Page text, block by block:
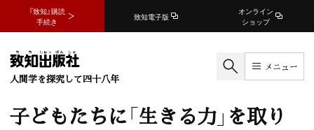
『致知』購読
手続き
致知電子版
オンライン
ショップ
人間学を探究して四十八年
メニュー
子どもたちに「生きる力」を取り